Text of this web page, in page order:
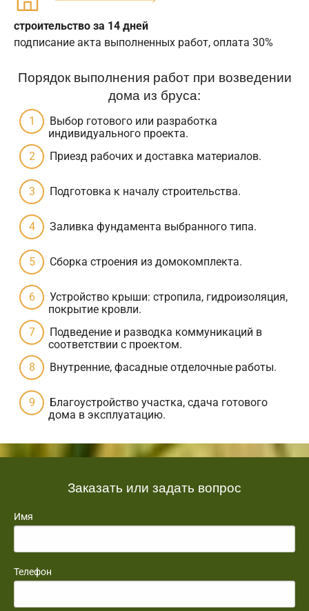
строительство за 14 дней
подписание акта выполненных работ, оплата 30%
Порядок выполнения работ при возведении
дома из бруса:
Выбор готового или разработка
индивидуального проекта.
Приезд рабочих и доставка материалов.
Подготовка к началу строительства.
Заливка фундамента выбранного типа.
Сборка строения из домокомплекта.
Устройство крыши: стропила, гидроизоляция,
покрытие кровли.
Подведение и разводка коммуникаций в
соответствии с проектом.
Внутренние, фасадные отделочные работы.
Благоустройство участка, сдача готового
дома в эксплуатацию.
Заказать или задать вопрос
Имя
Телефон